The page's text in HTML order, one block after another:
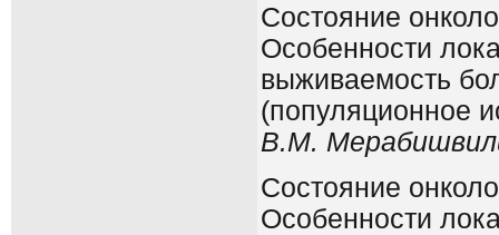
Состояние
Особенности
выживаемость
(популяционное
В.М.
Состояние
Особенности